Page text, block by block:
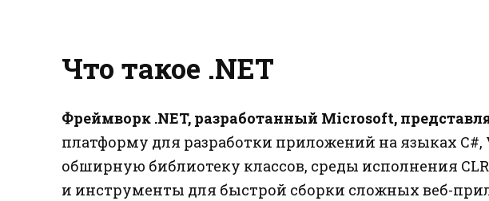
Что такое .NET
Фреймворк .NET, разработанный Microsoft,
платформу для разработки приложений на языках C#,
обширную библиотеку классов, среды исполнения
и инструменты для быстрой сборки сложных веб-